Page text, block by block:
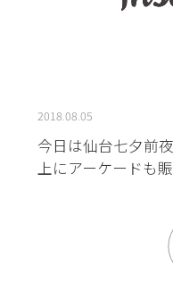
2018.08.05
今日は仙台七夕前
上にアーケードも